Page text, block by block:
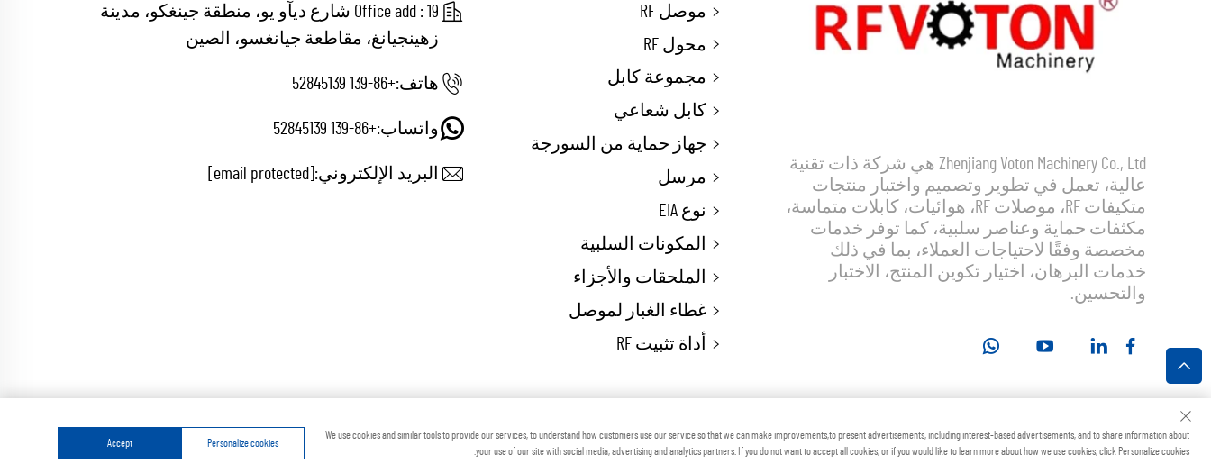
Zhenjiang Voton Machinery Co., Ltd هي شركة ذات تقنية
عالية، تعمل في تطوير وتصميم واختبار منتجات
متكيفات RF، موصلات RF، هوائيات، كابلات متماسة،
مكثفات حماية وعناصر سلبية، كما توفر خدمات
مخصصة وفقًا لاحتياجات العملاء، بما في ذلك
خدمات البرهان، اختيار تكوين المنتج، الاختبار
والتحسين.
موصل RF
محول RF
مجموعة كابل
كابل شعاعي
جهاز حماية من السورجة
مرسل
نوع EIA
المكونات السلبية
الملحقات والأجزاء
غطاء الغبار لموصل
أداة تثبيت RF
Office add : 19 شارع ديآو يو، منطقة جينغكو، مدينة
زهينجيانغ، مقاطعة جيانغسو، الصين
هاتف:+86-139 52845139
واتساب:+86-139 52845139
البريد الإلكتروني:
We use cookies and similar tools to provide our services, to understand how customers use our service so that we can make improvements,to present advertisements, including interest-based advertisements, and to share information about
your use of our site with social media, advertising and analytics partners. If you do not want to accept all cookies, or if you would like to learn more about how we use cookies, click Personalize cookies.
Personalize cookies
Accept